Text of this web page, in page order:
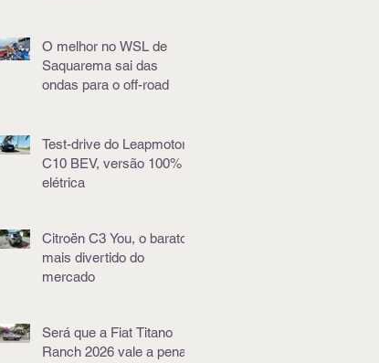
O melhor no WSL de
Saquarema sai das
ondas para o off-road
Test-drive do Leapmotor
C10 BEV, versão 100%
elétrica
Citroën C3 You, o barato
mais divertido do
mercado
Será que a Fiat Titano
Ranch 2026 vale a pena?